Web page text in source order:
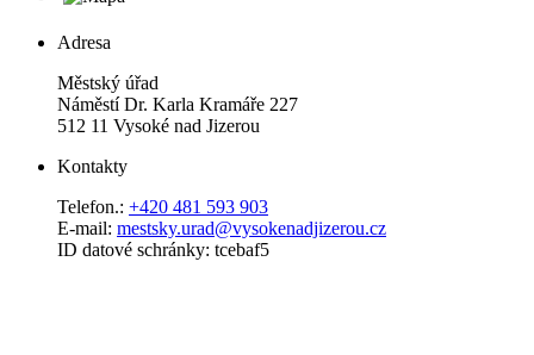
Adresa
Městský úřad
Náměstí Dr. Karla Kramáře 227
512 11 Vysoké nad Jizerou
Kontakty
Telefon.: +420 481 593 903
E-mail: mestsky.urad@vysokenadjizerou.cz
ID datové schránky: tcebaf5